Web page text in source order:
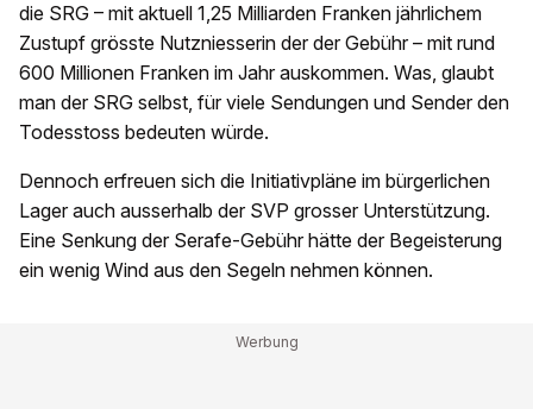
die SRG – mit aktuell 1,25 Milliarden Franken jährlichem
Zustupf grösste Nutzniesserin der der Gebühr – mit rund
600 Millionen Franken im Jahr auskommen. Was, glaubt
man der SRG selbst, für viele Sendungen und Sender den
Todesstoss bedeuten würde.
Dennoch erfreuen sich die Initiativpläne im bürgerlichen
Lager auch ausserhalb der SVP grosser Unterstützung.
Eine Senkung der Serafe-Gebühr hätte der Begeisterung
ein wenig Wind aus den Segeln nehmen können.